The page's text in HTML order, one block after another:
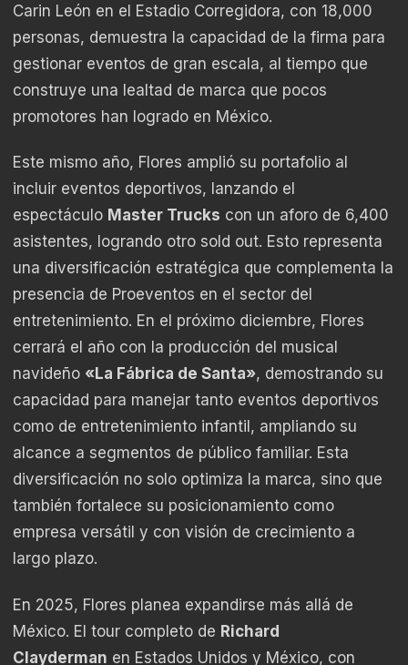
Carin León en el Estadio Corregidora, con 18,000
personas, demuestra la capacidad de la firma para
gestionar eventos de gran escala, al tiempo que
construye una lealtad de marca que pocos
promotores han logrado en México.
Este mismo año, Flores amplió su portafolio al
incluir eventos deportivos, lanzando el
espectáculo Master Trucks con un aforo de 6,400
asistentes, logrando otro sold out. Esto representa
una diversificación estratégica que complementa la
presencia de Proeventos en el sector del
entretenimiento. En el próximo diciembre, Flores
cerrará el año con la producción del musical
navideño «La Fábrica de Santa», demostrando su
capacidad para manejar tanto eventos deportivos
como de entretenimiento infantil, ampliando su
alcance a segmentos de público familiar. Esta
diversificación no solo optimiza la marca, sino que
también fortalece su posicionamiento como
empresa versátil y con visión de crecimiento a
largo plazo.
En 2025, Flores planea expandirse más allá de
México. El tour completo de Richard
Clayderman en Estados Unidos y México, con